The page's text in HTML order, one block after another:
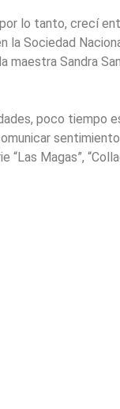
lo tanto, crecí
la Sociedad
Sandra
poco tiempo
Magas”,